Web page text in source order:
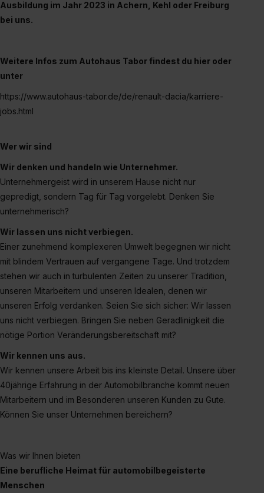
der Kategorien „Präferenzen“, „Statistiken“ und „Social
Media und Marketing“ umfasst hierbei die Einwilligung
angemessenes Datenschutzniveau (EuGH – Schrems
II). Du kannst die von dir erteilte Einwilligung jederzeit mit
Datenschutzerklärung unter dem Punkt „Datenschutz-
Einstellungen“ widerrufen. Weitere Informationen zu den
zeigen“. Weitere Informationen:
Ausbildung im Jahr 2023 in Achern, Kehl oder Freiburg
bei uns.
Weitere Infos zum Autohaus Tabor findest du hier oder
unter
https://www.autohaus-tabor.de/de/renault-dacia/karriere-
jobs.html
Wer wir sind
Wir denken und handeln wie Unternehmer.
Unternehmergeist wird in unserem Hause nicht nur
gepredigt, sondern Tag für Tag vorgelebt. Denken Sie
unternehmerisch?
Wir lassen uns nicht verbiegen.
Einer zunehmend komplexeren Umwelt begegnen wir nicht
mit blindem Vertrauen auf vergangene Tage. Und trotzdem
stehen wir auch in turbulenten Zeiten zu unserer Tradition,
unseren Mitarbeitern und unseren Idealen, denen wir
unseren Erfolg verdanken. Seien Sie sich sicher: Wir lassen
uns nicht verbiegen. Bringen Sie neben Geradlinigkeit die
nötige Portion Veränderungsbereitschaft mit?
Wir kennen uns aus.
Wir kennen unsere Arbeit bis ins kleinste Detail. Unsere über
40jährige Erfahrung in der Automobilbranche kommt neuen
Mitarbeitern und im Besonderen unseren Kunden zu Gute.
Können Sie unser Unternehmen bereichern?
Was wir Ihnen bieten
Eine berufliche Heimat für automobilbegeisterte
Menschen